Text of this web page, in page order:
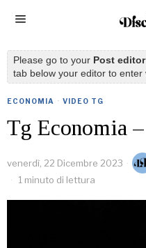
Please go to your Post
tab below your editor to enter
ECONOMIA · VIDEO TG
Tg Economia
venerdì, 22 Dicembre 2023
1 minuto di lettura